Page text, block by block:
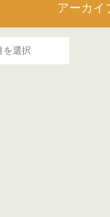
アーカイ